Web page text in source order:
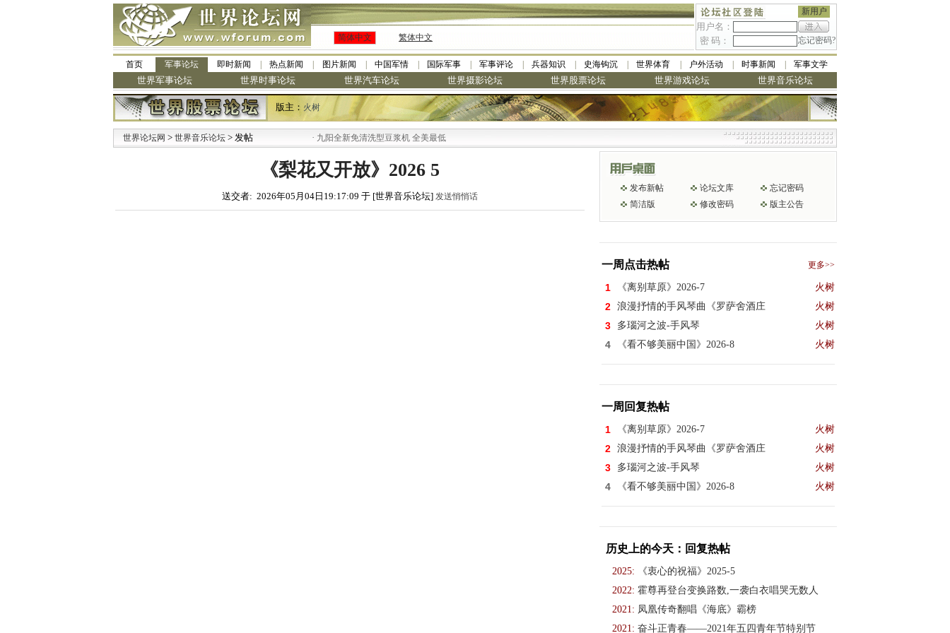
新用户
用户名：
密 码：
忘记密码?
简体中文 繁体中文
首页 军事论坛 即时新闻 热点新闻 图片新闻 中国军情 国际军事 军事评论 兵器知识 史海钩沉 世界体育 户外活动 时事新闻 军事文学
世界军事论坛 世界时事论坛 世界汽车论坛 世界摄影论坛 世界股票论坛 世界游戏论坛 世界音乐论坛
版主： 火树
世界论坛网 > 世界音乐论坛 > 发帖 九阳全新免清洗型豆浆机 全美最低
《梨花又开放》2026 5
送交者: 2026年05月04日19:17:09 于 [世界音乐论坛] 发送悄悄话
发布新帖 论坛文库
忘记密码
简洁版
修改密码 版主公告
一周点击热帖 更多>>
1 《离别草原》2026-7 火树
2 浪漫抒情的手风琴曲《罗萨舍酒庄 火树
3 多瑙河之波-手风琴 火树
4 《看不够美丽中国》2026-8 火树
一周回复热帖
1 《离别草原》2026-7 火树
2 浪漫抒情的手风琴曲《罗萨舍酒庄 火树
3 多瑙河之波-手风琴 火树
4 《看不够美丽中国》2026-8 火树
历史上的今天：回复热帖
2025:
《衷心的祝福》2025-5
2022: 霍尊再登台变换路数,一袭白衣唱哭无数人
2021: 凤凰传奇翻唱《海底》霸榜
2021: 奋斗正青春——2021年五四青年节特别节